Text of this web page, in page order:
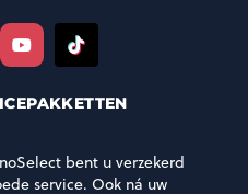
bent u verzekerd
service. Ook ná uw